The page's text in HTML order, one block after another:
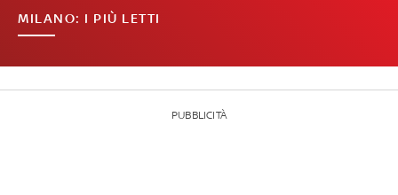
MILANO: I PIÙ LETTI
PUBBLICITÀ